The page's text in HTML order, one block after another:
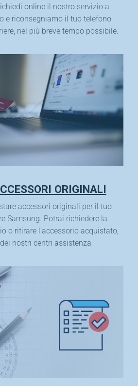
online il nostro servizio a
e riconsegniamo il tuo telefono
nel più breve tempo possibile.
ORIGINALI
accessori originali per il tuo
Samsung. Potrai richiedere la
o ritirare l’accessorio acquistato,
nostri centri assistenza